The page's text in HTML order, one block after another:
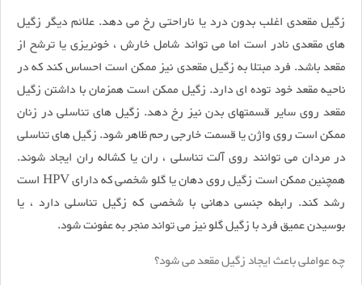
زگیل مقعدی اغلب بدون درد یا ناراحتی رخ می دهد. علائم دیگر زگیل
های مقعدی نادر است اما می تواند شامل خارش ، خونریزی یا ترشح از
مقعد باشد. فرد مبتلا به زگیل مقعدی نیز ممکن است احساس کند که در
ناحیه مقعد خود توده ای دارد. زگیل ممکن است همزمان با داشتن زگیل
مقعد روی سایر قسمتهای بدن نیز رخ دهد. زگیل های تناسلی در زنان
ممکن است روی واژن یا قسمت خارجی رحم ظاهر شود. زگیل های تناسلی
در مردان می توانند روی آلت تناسلی ، ران یا کشاله ران ایجاد شوند.
همچنین ممکن است زگیل روی دهان یا گلو شخصی که دارای HPV است
رشد کند. رابطه جنسی دهانی با شخصی که زگیل تناسلی دارد ، یا
بوسیدن عمیق فرد با زگیل گلو نیز می تواند منجر به عفونت شود.
چه عواملی باعث ایجاد زگیل مقعد می شود؟